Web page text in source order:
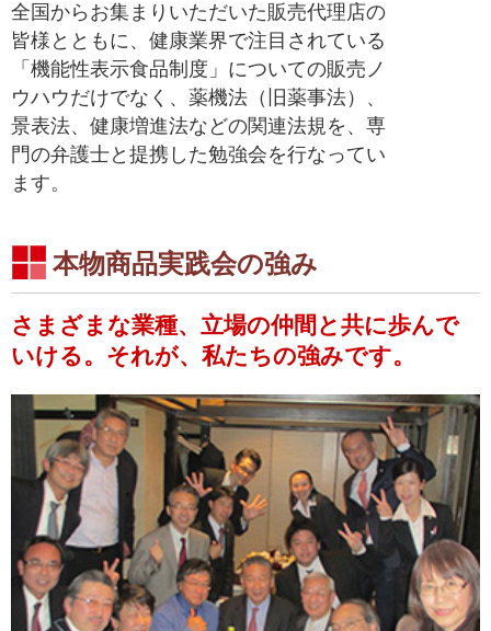
全国からお集まりいただいた販売代理店の
皆様とともに、健康業界で注目されている
「機能性表示食品制度」についての販売ノ
ウハウだけでなく、薬機法（旧薬事法）、
景表法、健康増進法などの関連法規を、専
門の弁護士と提携した勉強会を行なってい
ます。
本物商品実践会の強み
さまざまな業種、立場の仲間と共に歩んで
いける。それが、私たちの強みです。